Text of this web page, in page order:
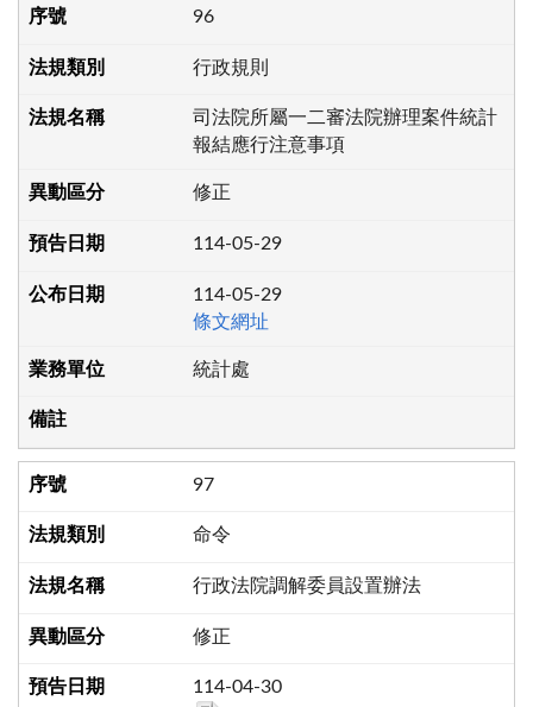
96
行政規則
司法院所屬一二審法院辦理案件統計
報結應行注意事項
修正
114-05-29
114-05-29
條文網址
統計處
97
命令
行政法院調解委員設置辦法
修正
114-04-30